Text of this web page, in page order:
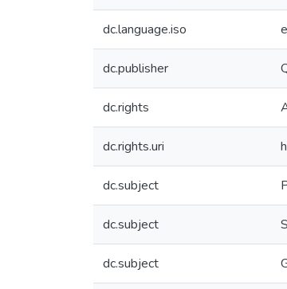
dc.language.iso
dc.publisher
dc.rights
dc.rights.uri
dc.subject
dc.subject
dc.subject